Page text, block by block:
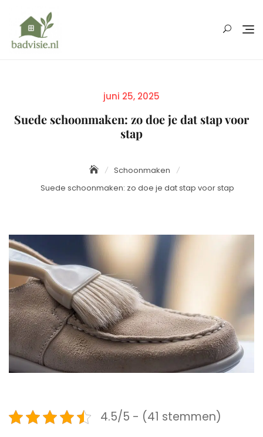
content
Posted
juni 25, 2025
Suede schoonmaken: zo doe je dat stap voor
stap
Schoonmaken
Suede schoonmaken: zo doe je dat stap voor stap
4.5/5 - (41 stemmen)